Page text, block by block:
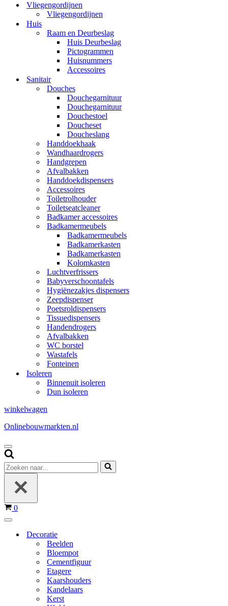
Vliegengordijnen
Vliegengordijnen
Huis
Raam en Deurbeslag
Huis Deurbeslag
Pictogrammen
Huisnummers
Accessoires
Sanitair
Douches
Douchegarnituur
Douchegarnituur
Douchestoel
Doucheset
Doucheslang
Handdoekhaak
Wandhaardrogers
Handgrepen
Afvalbakken
Handdoekdispensers
Accessoires
Toiletrolhouder
Toiletseatcleaner
Badkamer accessoires
Badkamermeubels
Badkamermeubels
Badkamerkasten
Badkamerkasten
Kolomkasten
Luchtverfrissers
Babyverschoontafels
Hygiënezakjes dispensers
Zeepdispenser
Poetsroldispensers
Tissuedispensers
Handendrogers
Afvalbakken
WC borstel
Wastafels
Fonteinen
Isoleren
Binnenuit isoleren
Dun isoleren
winkelwagen
Onlinebouwmarkten.nl
Navigatie
Menu
Zoeken
naar...
Winkelwagen
0
Navigatie
Decoratie
Beelden
Bloempot
Cementfiguur
Etagere
Kaarshouders
Kandelaars
Kerst